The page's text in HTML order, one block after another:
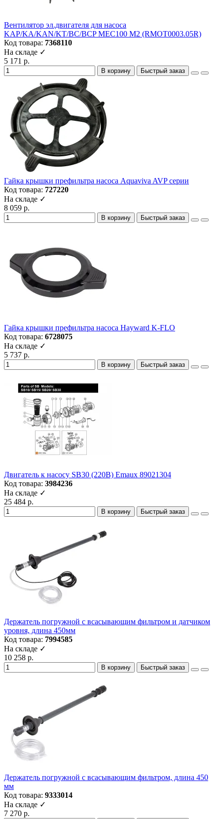
Вентилятор эл.двигателя для насоса
KAP/KA/KAN/KT/BC/BCP MEC100 M2 (RMOT0003.05R)
Код товара: 7368110
На складе ✓
5 171 р.
В корзину Быстрый заказ
Гайка крышки префильтра насоса Aquaviva AVP серии
Код товара: 727220
На складе ✓
8 059 р.
В корзину Быстрый заказ
Гайка крышки префильтра насоса Hayward K-FLO
Код товара: 6728075
На складе ✓
5 737 р.
В корзину Быстрый заказ
Двигатель к насосу SB30 (220В) Emaux 89021304
Код товара: 3984236
На складе ✓
25 484 р.
В корзину Быстрый заказ
Держатель погружной с всасывающим фильтром и датчиком
уровня, длина 450мм
Код товара: 7994585
На складе ✓
10 258 р.
В корзину Быстрый заказ
Держатель погружной с всасывающим фильтром, длина 450
мм
Код товара: 9333014
На складе ✓
7 270 р.